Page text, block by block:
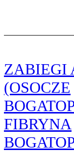
ZABIEGI
(OSOCZE
FIBRYNA